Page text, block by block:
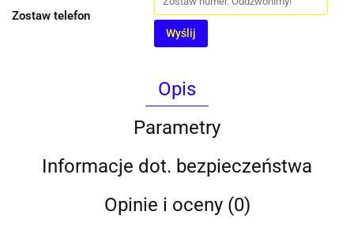
Zostaw telefon
Wyślij
Opis
Parametry
Informacje dot. bezpieczeństwa
Opinie i oceny (0)